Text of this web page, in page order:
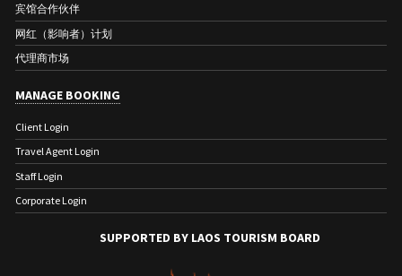
宾馆合作伙伴
网红（影响者）计划
代理商市场
MANAGE BOOKING
Client Login
Travel Agent Login
Staff Login
Corporate Login
SUPPORTED BY LAOS TOURISM BOARD